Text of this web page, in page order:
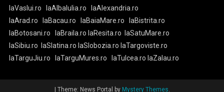
laVaslui.ro
laAlbaIulia.ro
laAlexandria.ro
laArad.ro
laBacau.ro laBaiaMare.ro
laBistrita.ro
laBotosani.ro
laBraila.ro laResita.ro
laSatuMare.ro
laSibiu.ro
laSlatina.ro laSlobozia.ro laTargoviste.ro
laTarguJiu.ro
laTarguMures.ro laTulcea.ro laZalau.ro
Theme: News Portal by Mystery Themes.